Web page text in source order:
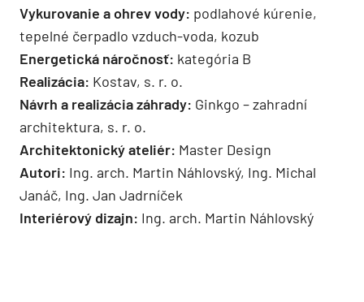
Vykurovanie a ohrev vody: podlahové kúrenie,
tepelné čerpadlo vzduch-voda, kozub
Energetická náročnosť: kategória B
Realizácia: Kostav, s. r. o.
Návrh a realizácia záhrady: Ginkgo – zahradní
architektura, s. r. o.
Architektonický ateliér: Master Design
Autori: Ing. arch. Martin Náhlovský, Ing. Michal
Janáč, Ing. Jan Jadrníček
Interiérový dizajn: Ing. arch. Martin Náhlovský